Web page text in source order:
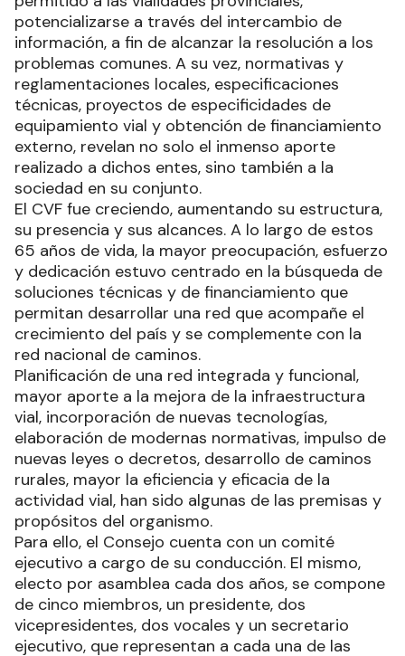
potencializarse a través del intercambio de
información, a fin de alcanzar la resolución a los
problemas comunes. A su vez, normativas y
reglamentaciones locales, especificaciones
técnicas, proyectos de especificidades de
equipamiento vial y obtención de financiamiento
externo, revelan no solo el inmenso aporte
realizado a dichos entes, sino también a la
sociedad en su conjunto.
El CVF fue creciendo, aumentando su estructura,
su presencia y sus alcances. A lo largo de estos
65 años de vida, la mayor preocupación, esfuerzo
y dedicación estuvo centrado en la búsqueda de
soluciones técnicas y de financiamiento que
permitan desarrollar una red que acompañe el
crecimiento del país y se complemente con la
red nacional de caminos.
Planificación de una red integrada y funcional,
mayor aporte a la mejora de la infraestructura
vial, incorporación de nuevas tecnologías,
elaboración de modernas normativas, impulso de
nuevas leyes o decretos, desarrollo de caminos
rurales, mayor la eficiencia y eficacia de la
actividad vial, han sido algunas de las premisas y
propósitos del organismo.
Para ello, el Consejo cuenta con un comité
ejecutivo a cargo de su conducción. El mismo,
electo por asamblea cada dos años, se compone
de cinco miembros, un presidente, dos
vicepresidentes, dos vocales y un secretario
ejecutivo, que representan a cada una de las